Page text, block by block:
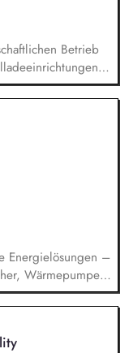
Betrieb
und
und
Begleitung
a. DGUV, DIN
Behebung
hohen
Energielösungen –
Wärmepumpen